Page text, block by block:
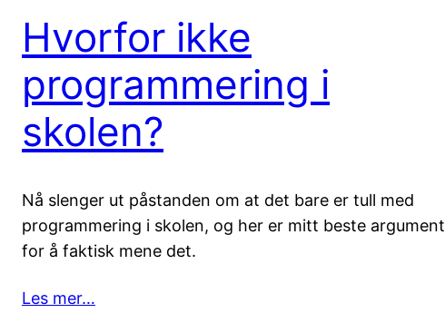
Hvorfor ikke
programmering i
skolen?
Nå slenger ut påstanden om at det bare er tull med
programmering i skolen, og her er mitt beste argument
for å faktisk mene det.
Les mer…